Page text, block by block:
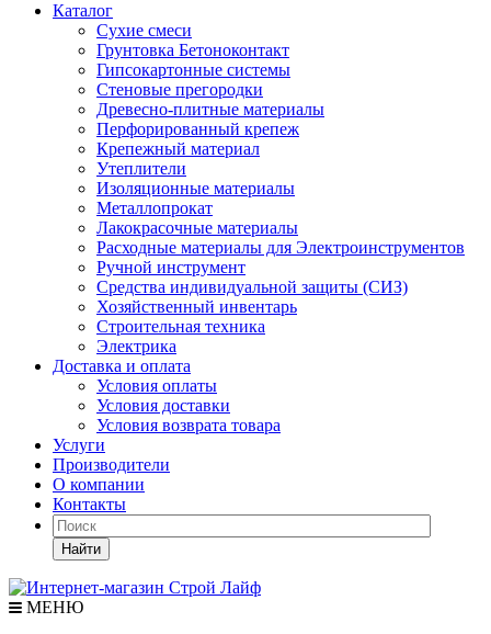
Каталог
Сухие смеси
Грунтовка Бетоноконтакт
Гипсокартонные системы
Стеновые прегородки
Древесно-плитные материалы
Перфорированный крепеж
Крепежный материал
Утеплители
Изоляционные материалы
Металлопрокат
Лакокрасочные материалы
Расходные материалы для Электроинструментов
Ручной инструмент
Средства индивидуальной защиты (СИЗ)
Хозяйственный инвентарь
Строительная техника
Электрика
Доставка и оплата
Условия оплаты
Условия доставки
Условия возврата товара
Услуги
Производители
О компании
Контакты
Найти
МЕНЮ